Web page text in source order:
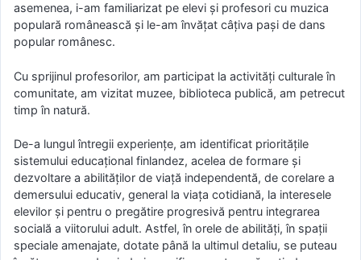
asemenea, i-am familiarizat pe elevi și profesori cu muzica
populară românească și le-am învățat câțiva pași de dans
popular românesc.
Cu sprijinul profesorilor, am participat la activități culturale în
comunitate, am vizitat muzee, biblioteca publică, am petrecut
timp în natură.
De-a lungul întregii experiențe, am identificat prioritățile
sistemului educațional finlandez, acelea de formare și
dezvoltare a abilităților de viață independentă, de corelare a
demersului educativ, general la viața cotidiană, la interesele
elevilor și pentru o pregătire progresivă pentru integrarea
socială a viitorului adult. Astfel, în orele de abilități, în spații
speciale amenajate, dotate până la ultimul detaliu, se puteau